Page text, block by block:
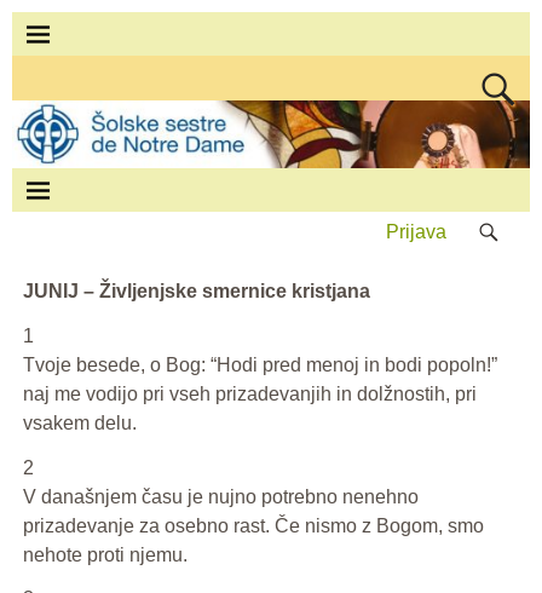
Prijava
JUNIJ – Življenjske smernice kristjana
1
Tvoje besede, o Bog: “Hodi pred menoj in bodi popoln!”
naj me vodijo pri vseh prizadevanjih in dolžnostih, pri
vsakem delu.
2
V današnjem času je nujno potrebno nenehno
prizadevanje za osebno rast. Če nismo z Bogom, smo
nehote proti njemu.